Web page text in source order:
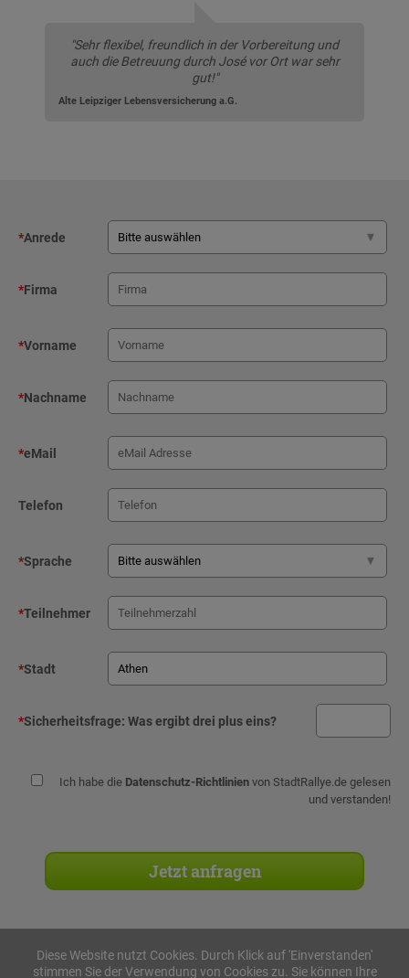
"Sehr flexibel, freundlich in der Vorbereitung und
auch die Betreuung durch José vor Ort war sehr
gut!"
Alte Leipziger Lebensversicherung a.G.
*Anrede
*Firma
*Vorname
*Nachname
*eMail
Telefon
*Sprache
*Teilnehmer
*Stadt
*Sicherheitsfrage: Was ergibt drei plus eins?
Ich habe die Datenschutz-Richtlinien von StadtRallye.de gelesen
und verstanden!
Diese Website nutzt Cookies. Durch Klick auf 'Einverstanden'
stimmen Sie der Verwendung von Cookies zu. Sie können Ihre